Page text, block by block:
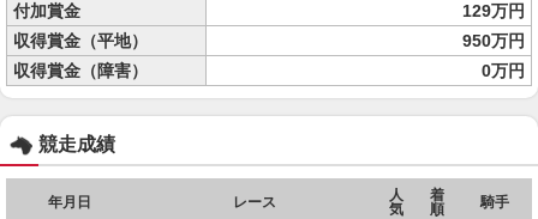
付加賞金
129万円
収得賞金（平地）
950万円
収得賞金（障害）
0万円
競走成績
年月日 レース
人
気
着
順
騎手